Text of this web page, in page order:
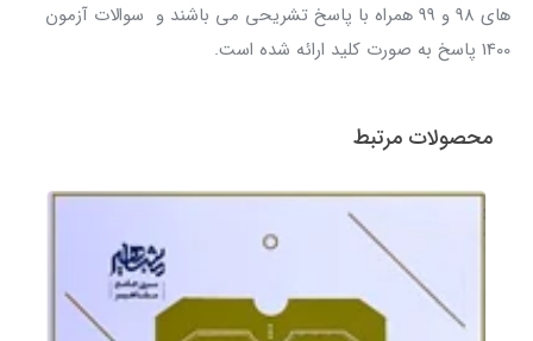
های 98 و 99 همراه با پاسخ تشریحی می باشند و سوالات آزمون
1400 پاسخ به صورت کلید ارائه شده است.
محصولات مرتبط